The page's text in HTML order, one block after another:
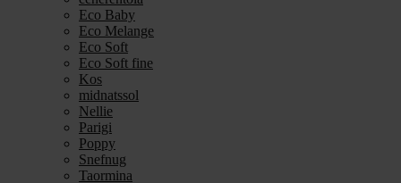
Eco Baby
Eco Melange
Eco Soft
Eco Soft fine
Kos
midnatssol
Nellie
Parigi
Poppy
Snefnug
Taormina